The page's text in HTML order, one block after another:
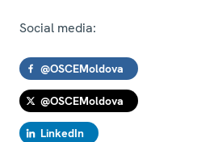
Social media:
@OSCEMoldova
@OSCEMoldova
LinkedIn